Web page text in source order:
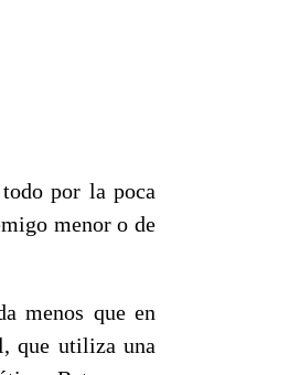
por la poca
menor o de
menos que en
que utiliza una